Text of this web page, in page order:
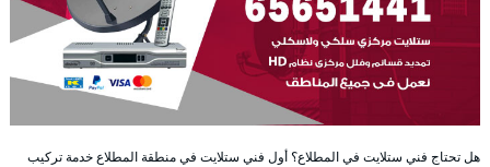
هل تحتاج فني ستلايت في المطلاع؟ أول فني ستلايت في منطقة المطلاع خدمة تركيب